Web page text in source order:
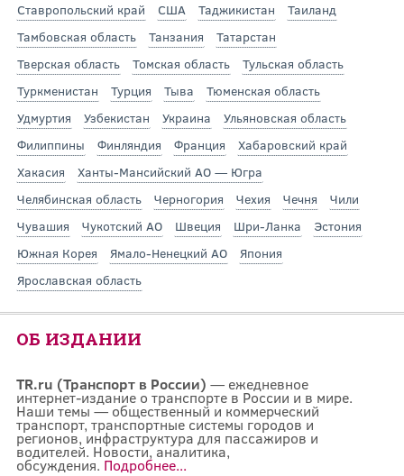
Ставропольский край
США Таджикистан
Таиланд
Тамбовская область
Танзания
Татарстан
Тверская область
Томская область
Тульская область
Туркменистан
Турция Тыва
Тюменская область
Удмуртия
Узбекистан Украина
Ульяновская область
Филиппины
Финляндия Франция
Хабаровский край
Хакасия
Ханты-Мансийский АО — Югра
Челябинская область
Черногория Чехия Чечня
Чили
Чувашия
Чукотский АО Швеция Шри-Ланка
Эстония
Южная Корея
Ямало-Ненецкий АО
Япония
Ярославская область
ОБ ИЗДАНИИ
TR.ru (Транспорт в России) — ежедневное
интернет-издание о транспорте в России и в мире.
Наши темы — общественный и коммерческий
транспорт, транспортные системы городов и
регионов, инфраструктура для пассажиров и
водителей. Новости, аналитика,
обсуждения. Подробнее...